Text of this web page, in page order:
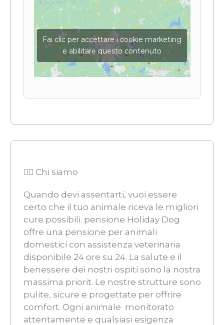
Fai clic per accettare i cookie marketing
e abilitare questo contenuto
👨‍⚖️ Chi siamo
Quando devi assentarti, vuoi essere
certo che il tuo animale riceva le migliori
cure possibili. pensione Holiday Dog
offre una pensione per animali
domestici con assistenza veterinaria
disponibile 24 ore su 24. La salute e il
benessere dei nostri ospiti sono la nostra
massima priorit. Le nostre strutture sono
pulite, sicure e progettate per offrire
comfort. Ogni animale  monitorato
attentamente e qualsiasi esigenza